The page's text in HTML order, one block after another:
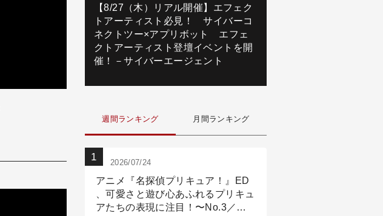
【8/27（木）リアル開催】エフェク
トアーティスト必見！ サイバーコ
ネクトツー×アプリボット エフェ
クトアーティスト登壇イベントを開
催！－サイバーエージェント
週間ランキング 月間ランキング
2026/07/24
アニメ『名探偵プリキュア！』ED
、可愛さと遊び心あふれるプリキュ
アたちの表現に注目！〜No.3／ア